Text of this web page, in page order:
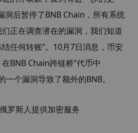
洞后暂停了BNB Chain，所有系统
正在调查潜在的漏洞，我们知道
任何转账”。10月7日消息，币安
BNB Chain跨链桥“代币中
个漏洞导致了额外的BNB。
罗斯人提供加密服务